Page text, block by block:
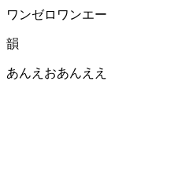
ワンゼロワンエー
韻
あんえおあんええ